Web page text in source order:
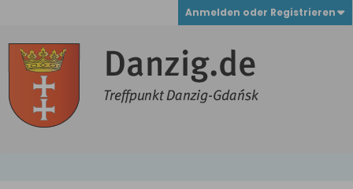
Anmelden oder Registrieren